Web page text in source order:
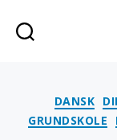
DANSK
GRUNDSKOLE